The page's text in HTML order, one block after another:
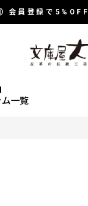
会員登録で 5%OFF
ム一覧